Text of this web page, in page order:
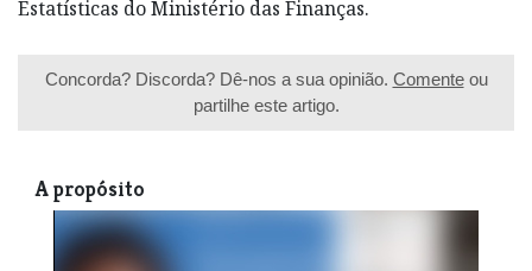
Estatísticas do Ministério das Finanças.
Concorda? Discorda? Dê-nos a sua opinião. Comenteou
partilhe este artigo.
A propósito